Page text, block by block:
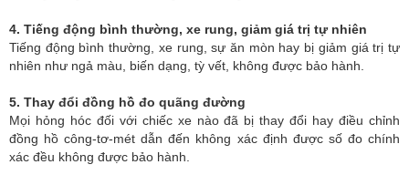
4. Tiếng động bình thường, xe rung, giảm giá trị tự nhiên
Tiếng động bình thường, xe rung, sự ăn mòn hay bị giảm giá trị tự
nhiên như ngả màu, biến dạng, tỳ vết, không được bảo hành.
5. Thay đổi đồng hồ đo quãng đường
Mọi hỏng hóc đối với chiếc xe nào đã bị thay đổi hay điều chỉnh
đồng hồ công-tơ-mét dẫn đến không xác định được số đo chính
xác đều không được bảo hành.